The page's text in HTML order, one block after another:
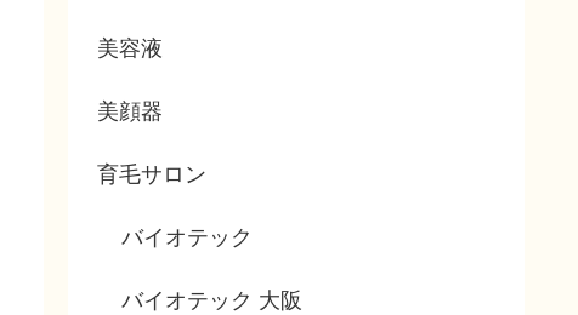
美容液
美顔器
育毛サロン
バイオテック
バイオテック 大阪